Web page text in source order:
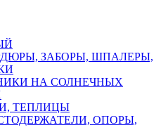
ЗАБОРЫ, ШПАЛЕРЫ,
НА СОЛНЕЧНЫХ
ТЕПЛИЦЫ
ОПОРЫ,